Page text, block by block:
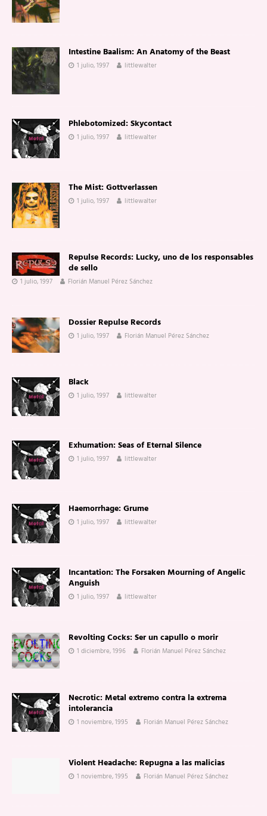
Intestine Baalism: An Anatomy of the Beast
1 julio, 1997 littlewalter
Phlebotomized: Skycontact
1 julio, 1997 littlewalter
The Mist: Gottverlassen
1 julio, 1997 littlewalter
Repulse Records: Lucky, uno de los responsables
de sello
1 julio, 1997 Florián Manuel Pérez Sánchez
Dossier Repulse Records
1 julio, 1997 Florián Manuel Pérez Sánchez
Black
1 julio, 1997 littlewalter
Exhumation: Seas of Eternal Silence
1 julio, 1997 littlewalter
Haemorrhage: Grume
1 julio, 1997 littlewalter
Incantation: The Forsaken Mourning of Angelic
Anguish
1 julio, 1997 littlewalter
Revolting Cocks: Ser un capullo o morir
1 diciembre, 1996 Florián Manuel Pérez Sánchez
Necrotic: Metal extremo contra la extrema
intolerancia
1 noviembre, 1995 Florián Manuel Pérez Sánchez
Violent Headache: Repugna a las malicias
1 noviembre, 1995 Florián Manuel Pérez Sánchez